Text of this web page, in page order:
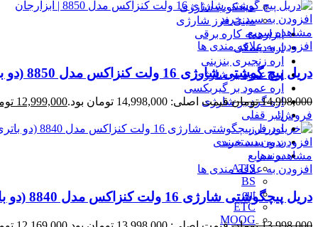
میخکوب شارژی
مینی فرز شارژی
ابزارهمه کاره برقی
اره دیسکی
اره زنجیری بنزینی
اره عمود بر شارژی
اره عمود بر گیربکسی
اره گرد بر شارژی
انبر قفلی
اور فرز
بدون دسته‌بندی
برندها
ATIS
BS
cut
ETC
MOOG
افزودن به سبد خرید
مشاهده سریع
افزودن به علاقه مندی ها
دریل پیچ گوشتی شارژی 16 ولت کنزاکس مدل 8850 (دو باتری)
14,998,000 تومان قیمت اصلی: 14,998,000 تومان بود. 12,999,000
فروش!
افزودن به سبد خرید
مشاهده سریع
افزودن به علاقه مندی ها
دریل پیچگوشتی شارژی 16 ولت کنزاکس مدل 8840 (دو باتری)